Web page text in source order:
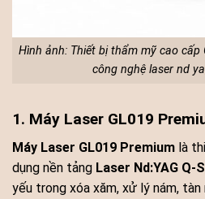
Hình ảnh: Thiết bị thẩm mỹ cao
công nghệ laser nd
1. Máy Laser GL019
Máy Laser GL019 Premium là
dụng nền tảng Laser Nd:YAG Q-
yếu trong xóa xăm, xử lý nám,